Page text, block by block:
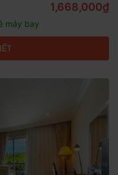
máy bay
1,668,000₫